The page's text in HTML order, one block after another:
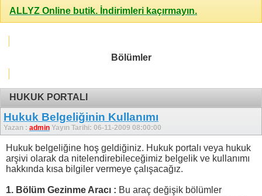
ALLYZ Online butik. İndirimleri kaçırmayın.
Bölümler
HUKUK PORTALI
Hukuk Belgeliğinin Kullanımı
Yazan : admin Yayın Tarihi: 06-11-2009 08:00:00
Hukuk belgeliğine hoş geldiğiniz. Hukuk portalı veya hukuk
arşivi olarak da nitelendirebileceğimiz belgelik ve kullanımı
hakkında kısa bilgiler vermeye çalışacağız.
1. Bölüm Gezinme Aracı : Bu araç değişik bölümler